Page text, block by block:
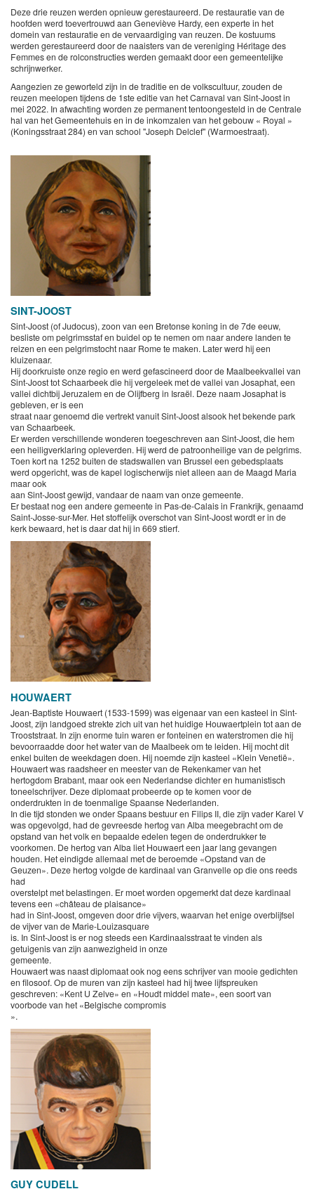
Deze drie reuzen werden opnieuw gerestaureerd. De restauratie van de
hoofden werd toevertrouwd aan Geneviève Hardy, een experte in het
domein van restauratie en de vervaardiging van reuzen. De kostuums
werden gerestaureerd door de naaisters van de vereniging Héritage des
Femmes en de rolconstructies werden gemaakt door een gemeentelijke
schrijnwerker.
Aangezien ze geworteld zijn in de traditie en de volkscultuur, zouden de
reuzen meelopen tijdens de 1ste editie van het Carnaval van Sint-Joost in
mei 2022. In afwachting worden ze permanent tentoongesteld in de Centrale
hal van het Gemeentehuis en in de inkomzalen van het gebouw « Royal »
(Koningsstraat 284) en van school "Joseph Delclef" (Warmoestraat).
SINT-JOOST
Sint-Joost (of Judocus), zoon van een Bretonse koning in de 7de eeuw,
besliste om pelgrimsstaf en buidel op te nemen om naar andere landen te
reizen en een pelgrimstocht naar Rome te maken. Later werd hij een
kluizenaar.
Hij doorkruiste onze regio en werd gefascineerd door de Maalbeekvallei van
Sint-Joost tot Schaarbeek die hij vergeleek met de vallei van Josaphat, een
vallei dichtbij Jeruzalem en de Olijfberg in Israël. Deze naam Josaphat is
gebleven, er is een
straat naar genoemd die vertrekt vanuit Sint-Joost alsook het bekende park
van Schaarbeek.
Er werden verschillende wonderen toegeschreven aan Sint-Joost, die hem
een heiligverklaring opleverden. Hij werd de patroonheilige van de pelgrims.
Toen kort na 1252 buiten de stadswallen van Brussel een gebedsplaats
werd opgericht, was de kapel logischerwijs niet alleen aan de Maagd Maria
maar ook
aan Sint-Joost gewijd, vandaar de naam van onze gemeente.
Er bestaat nog een andere gemeente in Pas-de-Calais in Frankrijk, genaamd
Saint-Josse-sur-Mer. Het stoffelijk overschot van Sint-Joost wordt er in de
kerk bewaard, het is daar dat hij in 669 stierf.
HOUWAERT
Jean-Baptiste Houwaert (1533-1599) was eigenaar van een kasteel in Sint-
Joost, zijn landgoed strekte zich uit van het huidige Houwaertplein tot aan de
Trooststraat. In zijn enorme tuin waren er fonteinen en waterstromen die hij
bevoorraadde door het water van de Maalbeek om te leiden. Hij mocht dit
enkel buiten de weekdagen doen. Hij noemde zijn kasteel «Klein Venetië».
Houwaert was raadsheer en meester van de Rekenkamer van het
hertogdom Brabant, maar ook een Nederlandse dichter en humanistisch
toneelschrijver. Deze diplomaat probeerde op te komen voor de
onderdrukten in de toenmalige Spaanse Nederlanden.
In die tijd stonden we onder Spaans bestuur en Filips II, die zijn vader Karel V
was opgevolgd, had de gevreesde hertog van Alba meegebracht om de
opstand van het volk en bepaalde edelen tegen de onderdrukker te
voorkomen. De hertog van Alba liet Houwaert een jaar lang gevangen
houden. Het eindigde allemaal met de beroemde «Opstand van de
Geuzen». Deze hertog volgde de kardinaal van Granvelle op die ons reeds
had
overstelpt met belastingen. Er moet worden opgemerkt dat deze kardinaal
tevens een «château de plaisance»
had in Sint-Joost, omgeven door drie vijvers, waarvan het enige overblijfsel
de vijver van de Marie-Louizasquare
is. In Sint-Joost is er nog steeds een Kardinaalsstraat te vinden als
getuigenis van zijn aanwezigheid in onze
gemeente.
Houwaert was naast diplomaat ook nog eens schrijver van mooie gedichten
en filosoof. Op de muren van zijn kasteel had hij twee lijfspreuken
geschreven: «Kent U Zelve» en «Houdt middel mate», een soort van
voorbode van het «Belgische compromis
».
GUY CUDELL